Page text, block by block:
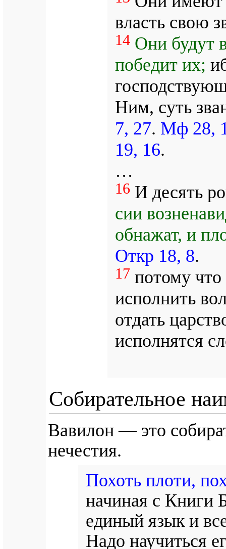
власть свою
14 Они будут
победит их;
Ним, суть
7, 27. Мф 28,
19, 16.
…
16 И десять
сии
обнажат, и
Откр 18, 8.
17 потому
исполнить
отдать
исполнятся
Собирательное
Вавилон — это
нечестия.
Похоть плоти,
начиная с Книги
единый язык и
Надо научиться